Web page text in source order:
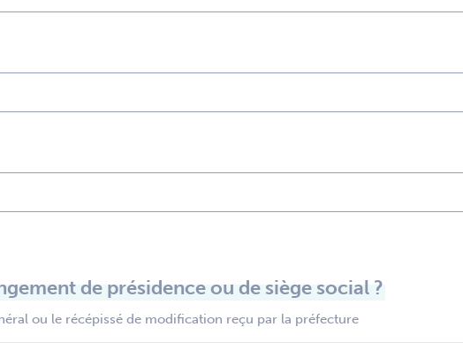
de présidence ou de siège social ?
ou le récépissé de modification reçu par la préfecture